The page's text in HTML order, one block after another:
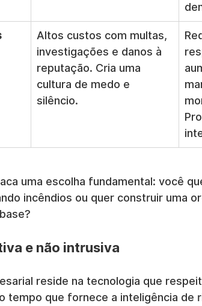
Altos custos com multas,
investigações e danos à
reputação. Cria uma
cultura de medo e
silêncio.
uma escolha fundamental: você
incêndios ou quer construir uma
e não intrusiva
reside na tecnologia que
tempo que fornece a inteligência de